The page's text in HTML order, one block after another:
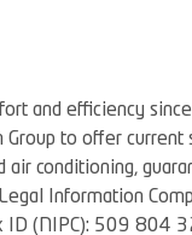
and efficiency
to offer
conditioning,
Information
ID (NIPC): 509 804